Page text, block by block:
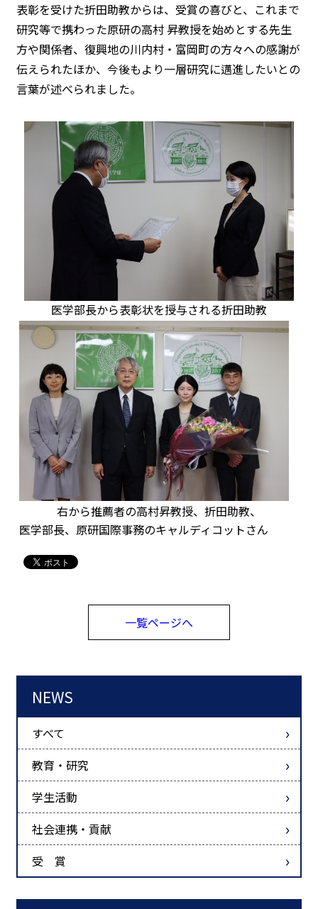
表彰を受けた折田助教からは、受賞の喜びと、これまで
研究等で携わった原研の高村 昇教授を始めとする先生
方や関係者、復興地の川内村・富岡町の方々への感謝が
伝えられたほか、今後もより一層研究に邁進したいとの
言葉が述べられました。
医学部長から表彰状を授与される折田助教
右から推薦者の高村昇教授、折田助教、
医学部長、原研国際事務のキャルディコットさん
一覧ページへ
NEWS
すべて
教育・研究
学生活動
社会連携・貢献
受 賞